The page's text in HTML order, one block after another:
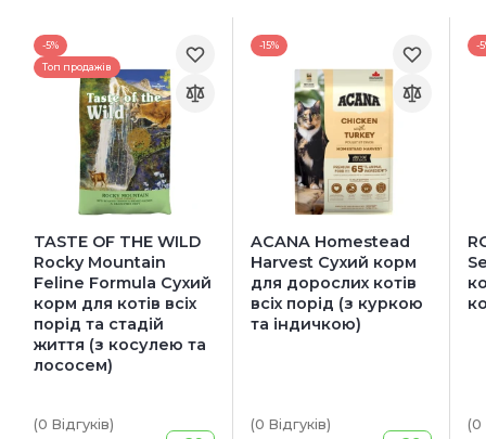
-5%
Топ продажів
TASTE OF THE WILD
Rocky Mountain
Feline Formula Сухий
корм для котів всіх
порід та стадій
життя (з коcулею та
лососем)
(0 Відгуків)
-15%
ACANA Homestead
Harvest Сухий корм
для дорослих котів
всіх порід (з куркою
та індичкою)
(0 Відгуків)
-
(0